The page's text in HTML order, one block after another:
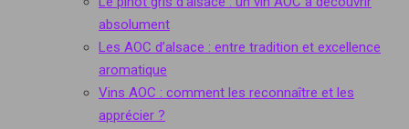
absolument
Les AOC d’alsace : entre tradition et excellence
aromatique
Vins AOC : comment les reconnaître et les
apprécier ?